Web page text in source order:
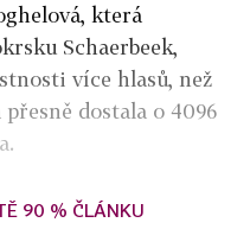
která
Schaerbeek,
více hlasů, než
dostala o 4096
90 % ČLÁNKU